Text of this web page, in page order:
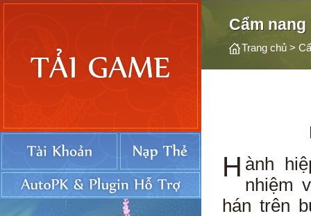
Cẩm nang
Trang chủ >
H ành
nhiệm
hán trên